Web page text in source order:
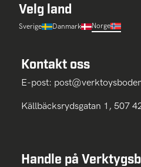
Velg land
Sverige Danmark Norge
Kontakt oss
E-post:
Källbäcksrydsgatan 1, 507
Handle på